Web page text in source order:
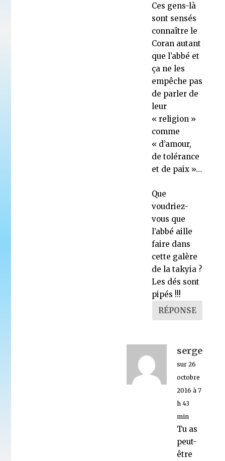
Ces gens-là
sont sensés
connaître le
Coran autant
que l’abbé et
ça ne les
empêche pas
de parler de
leur
« religion »
comme
« d’amour,
de tolérance
et de paix »…
Que
voudriez-
vous que
l’abbé aille
faire dans
cette galère
de la takyia ?
Les dés sont
pipés !!!
RÉPONSE
serge
sur 26
octobre
2016 à 7
h 43
min
Tu as
peut-
être